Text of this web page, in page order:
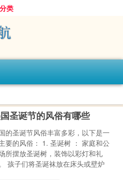
类
圣诞节的风俗有哪些
的圣诞节风俗丰富多彩，以下是一
要的风俗： 1. 圣诞树 ： 家庭和公
所摆放圣诞树，装饰以彩灯和礼
孩子们将圣诞袜放在床头或壁炉